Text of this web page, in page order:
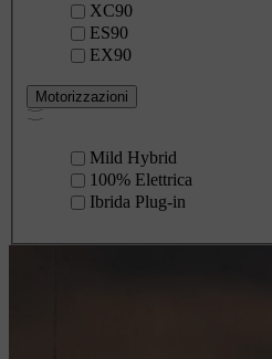
XC90
ES90
EX90
Motorizzazioni
Mild Hybrid
100% Elettrica
Ibrida Plug-in